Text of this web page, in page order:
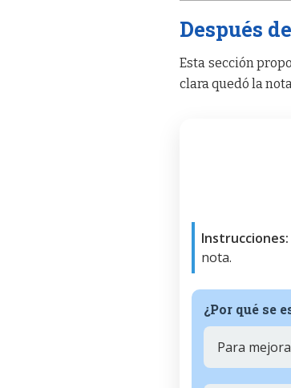
Después
Esta sección
clara quedó la
Instrucciones:
nota.
¿Por qué se
Para